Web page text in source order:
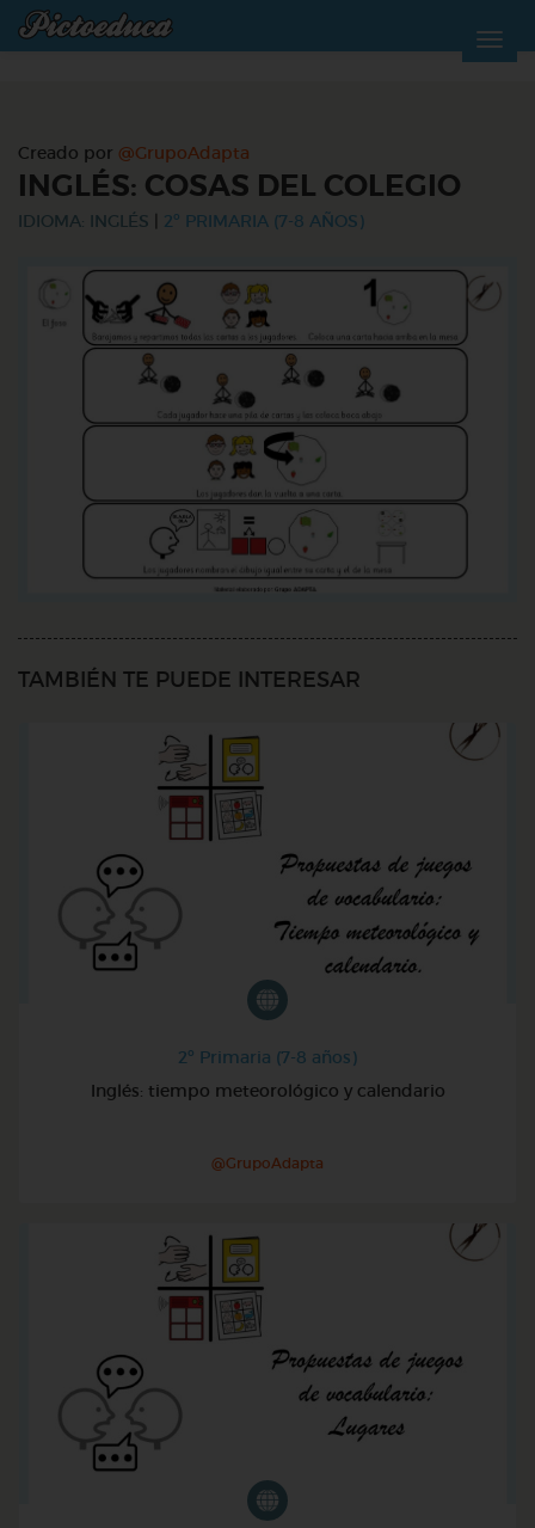
Creado por @GrupoAdapta
INGLÉS: COSAS DEL COLEGIO
IDIOMA: INGLÉS 2º PRIMARIA (7-8 AÑOS)
TAMBIÉN TE PUEDE INTERESAR
2º Primaria (7-8 años)
Inglés: tiempo meteorológico y calendario
@GrupoAdapta